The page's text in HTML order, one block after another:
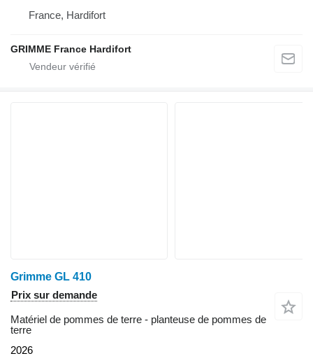
France, Hardifort
GRIMME France Hardifort
Grimme GL 410
Prix sur demande
Matériel de pommes de terre - planteuse de pommes de
terre
2026